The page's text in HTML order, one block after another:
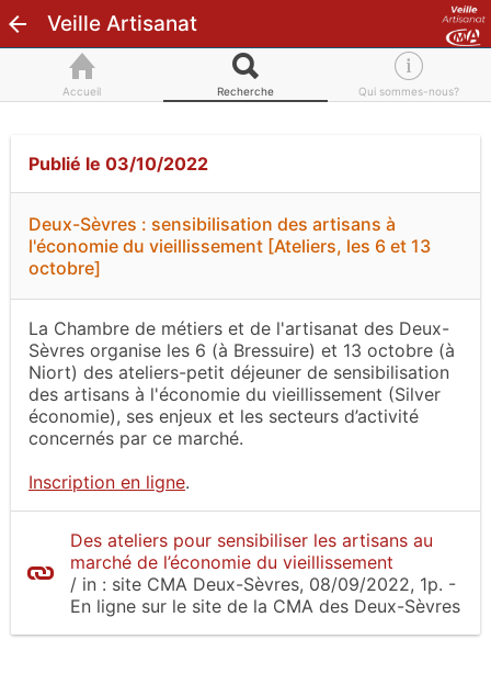
Veille Artisanat
Accueil Recherche Qui sommes-nous?
Publié le 03/10/2022
Deux-Sèvres : sensibilisation des artisans à
l'économie du vieillissement [Ateliers, les 6 et 13
octobre]
La Chambre de métiers et de l'artisanat des Deux-
Sèvres organise les 6 (à Bressuire) et 13 octobre (à
Niort) des ateliers-petit déjeuner de sensibilisation
des artisans à l'économie du vieillissement (Silver
économie), ses enjeux et les secteurs d’activité
concernés par ce marché.
Inscription en ligne.
Des ateliers pour sensibiliser les artisans au
marché de l’économie du vieillissement
/ in : site CMA Deux-Sèvres, 08/09/2022, 1p. -
En ligne sur le site de la CMA des Deux-Sèvres